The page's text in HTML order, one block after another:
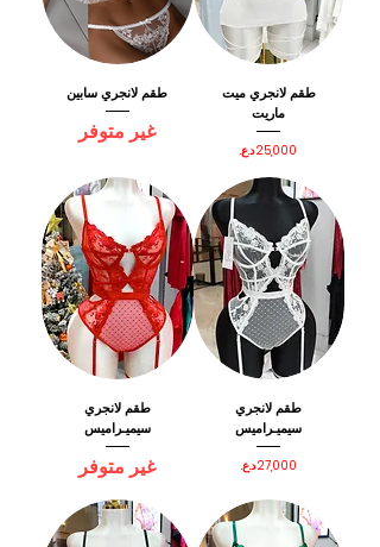
طقم لانجري ميت
ماريت
السعر
طقم لانجري سابين
غير متوفر
طقم لانجري
سيميـراميس
السعر
طقم لانجري
سيميـراميس
غير متوفر